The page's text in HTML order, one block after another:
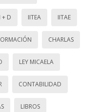
I + D IITEA IITAE
CHARLAS
LEY MICAELA
CONTABILIDAD
LIBROS